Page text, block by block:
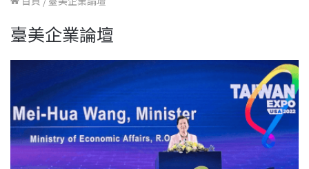
臺美企業論壇